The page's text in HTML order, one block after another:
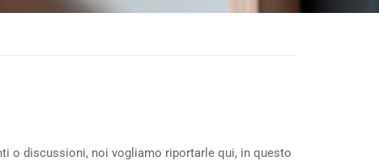
o discussioni, noi vogliamo riportarle qui, in questo